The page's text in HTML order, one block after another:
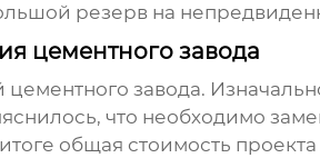
резерв на
цементного завода
завода.
что необходимо
общая стоимость